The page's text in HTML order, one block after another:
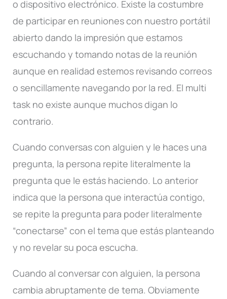
o dispositivo electrónico. Existe la costumbre
de participar en reuniones con nuestro portátil
abierto dando la impresión que estamos
escuchando y tomando notas de la reunión
aunque en realidad estemos revisando correos
o sencillamente navegando por la red. El multi
task no existe aunque muchos digan lo
contrario.
Cuando conversas con alguien y le haces una
pregunta, la persona repite literalmente la
pregunta que le estás haciendo. Lo anterior
indica que la persona que interactúa contigo,
se repite la pregunta para poder literalmente
“conectarse” con el tema que estás planteando
y no revelar su poca escucha.
Cuando al conversar con alguien, la persona
cambia abruptamente de tema. Obviamente